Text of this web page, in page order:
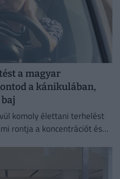
a magyar
a kánikulában,
komoly élettani terhelést
rontja a koncentrációt és